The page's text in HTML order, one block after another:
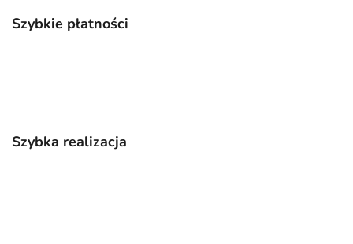
Szybkie płatności
Szybka realizacja